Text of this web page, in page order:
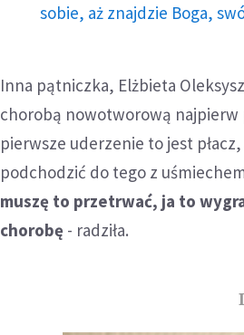
sobie, aż znajdzie Boga,
Inna pątniczka, Elżbieta
chorobą nowotworową najpierw
pierwsze uderzenie to jest
podchodzić do tego z
muszę to przetrwać, ja to
chorobę - radziła.